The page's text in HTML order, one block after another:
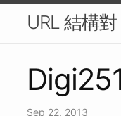
URL 結構
Sep 22, 2013